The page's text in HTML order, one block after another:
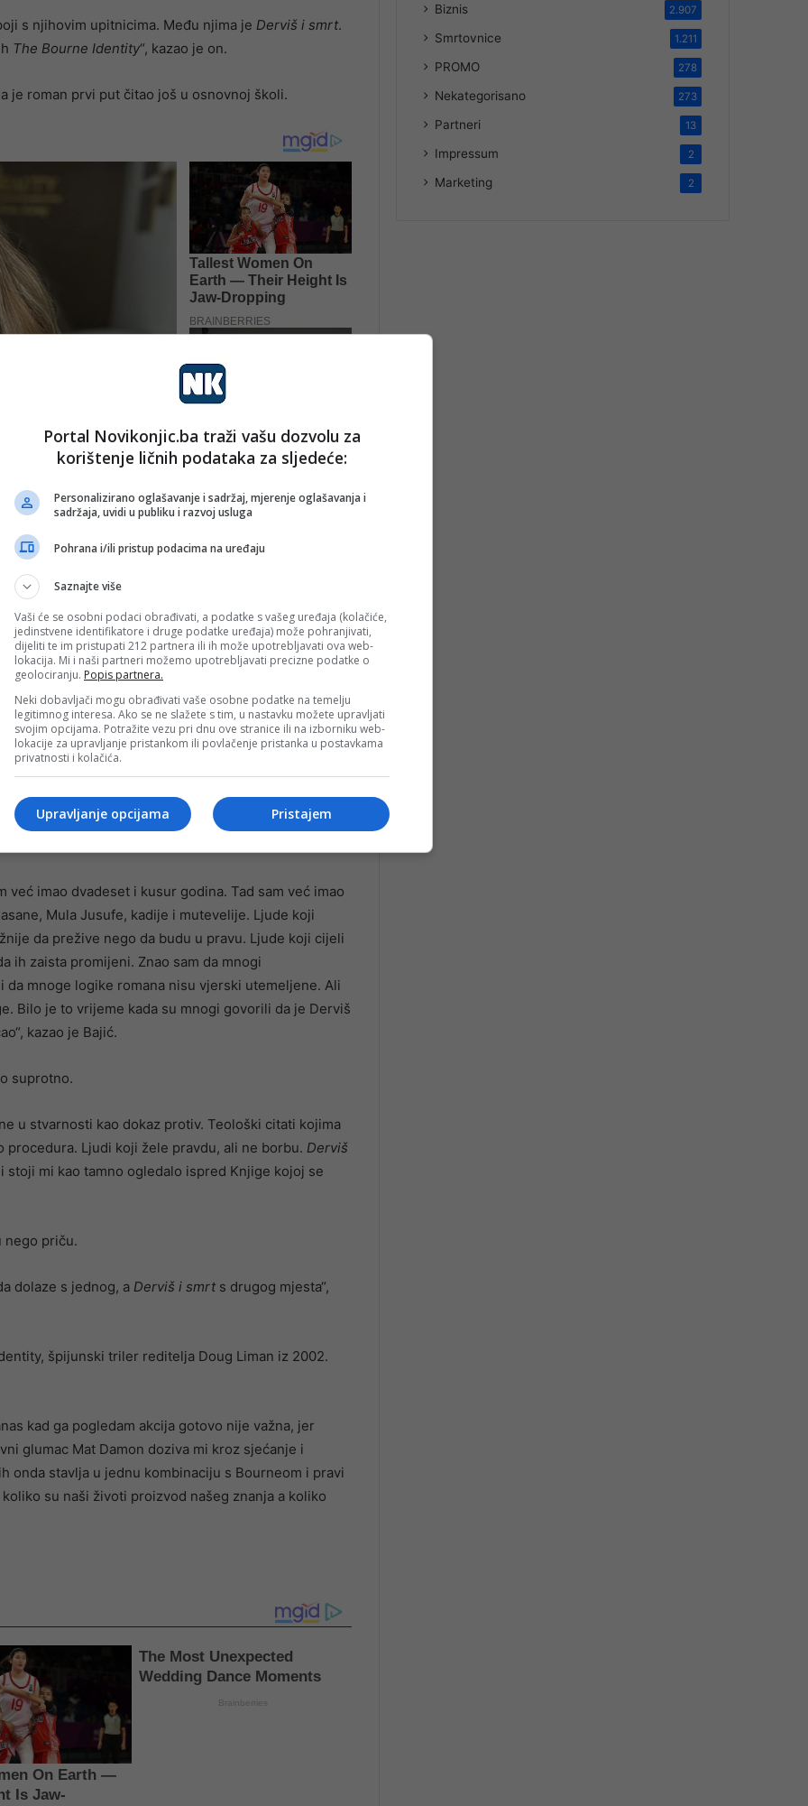
s njihovim upitnicima. Među njima je Derviš i smrt.
The Bourne Identity“, kazao je on.
je roman prvi put čitao još u osnovnoj školi.
Muslimani, tekije, osmanski vakat iz dedinih priča,
u tom vremenu. Preskakao sam duge dijelove i lovio
Ahmed Nurudin me počeo plašiti tek kasnije,
nešto svoje. Čovjeka koji zna šta je ispravno.
stranice u stranicu, posmatraš kako polako izdaje sve
u Sinanovićima, jer mu se „našao u ruksaku“.
I ja i ljudi oko mene tada bili smo iz drugog piščevog
imao dvadeset i kusur godina. Tad sam već imao
Mula Jusufe, kadije i mutevelije. Ljude koji
da prežive nego da budu u pravu. Ljude koji cijeli
ih zaista promijeni. Znao sam da mnogi
mnoge logike romana nisu vjerski utemeljene. Ali
Bilo je to vrijeme kada su mnogi govorili da je Derviš
kazao je Bajić.
suprotno.
u stvarnosti kao dokaz protiv. Teološki citati kojima
Ljudi koji žele pravdu, ali ne borbu. Derviš
stoji mi kao tamno ogledalo ispred Knjige kojoj se
nego priču.
dolaze s jednog, a Derviš i smrt s drugog mjesta“,
špijunski triler reditelja Doug Liman iz 2002.
kad ga pogledam akcija gotovo nije važna, jer
glumac Mat Damon doziva mi kroz sjećanje i
onda stavlja u jednu kombinaciju s Bourneom i pravi
su naši životi proizvod našeg znanja a koliko
Biznis 2.907
Smrtovnice 1.211
PROMO 278
Nekategorisano 273
Partneri 13
Impressum 2
Marketing 2
Portal Novikonjic.ba traži vašu dozvolu za
korištenje ličnih podataka za sljedeće:
Personalizirano oglašavanje i sadržaj, mjerenje oglašavanja i
sadržaja, uvidi u publiku i razvoj usluga
Pohrana i/ili pristup podacima na uređaju
Saznajte više
Vaši će se osobni podaci obrađivati, a podatke s vašeg uređaja (kolačiće,
jedinstvene identifikatore i druge podatke uređaja) može pohranjivati,
dijeliti te im pristupati 212 partnera ili ih može upotrebljavati ova web-
lokacija. Mi i naši partneri možemo upotrebljavati precizne podatke o
geolociranju. Popis partnera.
Neki dobavljači mogu obrađivati vaše osobne podatke na temelju
legitimnog interesa. Ako se ne slažete s tim, u nastavku možete upravljati
svojim opcijama. Potražite vezu pri dnu ove stranice ili na izborniku web-
lokacije za upravljanje pristankom ili povlačenje pristanka u postavkama
privatnosti i kolačića.
Pristajem
Upravljanje opcijama